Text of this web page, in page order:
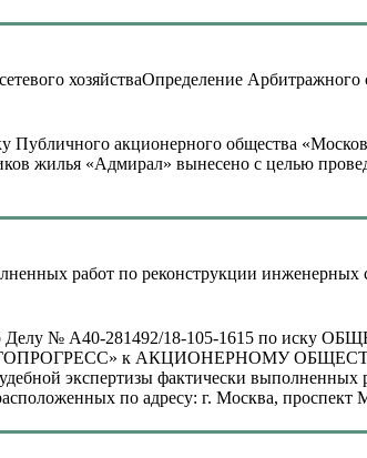
Определение Арбитражного
акционерного общества
жилья «Адмирал» вынесено с целью
Делу № А40-281492/18-105-1615 по иску
к АКЦИОНЕРНОМУ
экспертизы фактически выполненных
по адресу: г. Москва, проспект